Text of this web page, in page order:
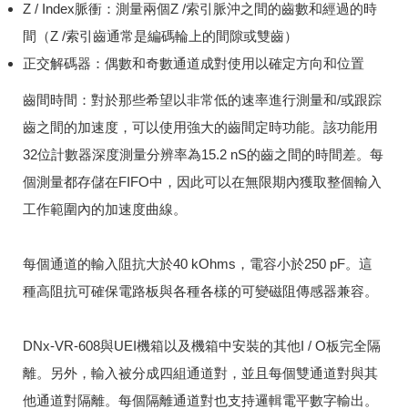
Z / Index脈衝：測量兩個Z /索引脈沖之間的齒數和經過的時
間（Z /索引齒通常是編碼輪上的間隙或雙齒）
正交解碼器：偶數和奇數通道成對使用以確定方向和位置
齒間時間：對於那些希望以非常低的速率進行測量和/或跟踪
齒之間的加速度，可以使用強大的齒間定時功能。 該功能用
32位計數器深度測量分辨率為15.2 nS的齒之間的時間差。 每
個測量都存儲在FIFO中，因此可以在無限期內獲取整個輸入
工作範圍內的加速度曲線。
每個通道的輸入阻抗大於40 kOhms，電容小於250 pF。 這
種高阻抗可確保電路板與各種各樣的可變磁阻傳感器兼容。
DNx-VR-608與UEI機箱以及機箱中安裝的其他I / O板完全隔
離。
另外，輸入被分成四組通道對，並且每個雙通道對與其
他通道對隔離。 每個隔離通道對也支持邏輯電平數字輸出。